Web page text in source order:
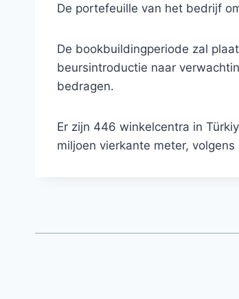
De portefeuille van het bedrijf
De bookbuildingperiode zal
beursintroductie naar
bedragen.
Er zijn 446 winkelcentra in
miljoen vierkante meter,